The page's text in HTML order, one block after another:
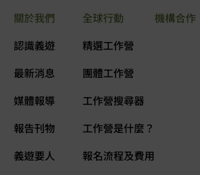
關於我們
認識義遊
最新消息
媒體報導
報告刊物
義遊要人
全球行動
精選工作營
團體工作營
工作營搜尋器
工作營是什麼？
報名流程及費用
機構合作